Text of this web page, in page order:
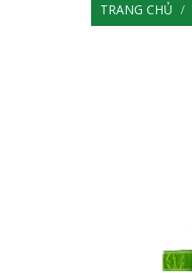
TRANG CHỦ